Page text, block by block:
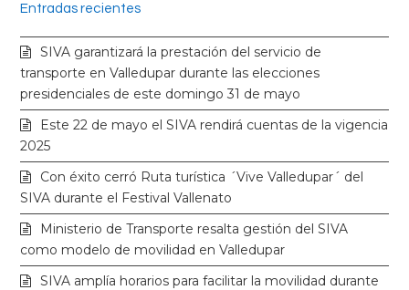
i
t
t
e
r
c
e
b
o
o
k
s
t
a
g
r
a
u
t
u
b
e
Entradas recientes
SIVA garantizará la prestación del servicio de
transporte en Valledupar durante las elecciones
presidenciales de este domingo 31 de mayo
Este 22 de mayo el SIVA rendirá cuentas de la vigencia
2025
Con éxito cerró Ruta turística ´Vive Valledupar´ del
SIVA durante el Festival Vallenato
Ministerio de Transporte resalta gestión del SIVA
como modelo de movilidad en Valledupar
SIVA amplía horarios para facilitar la movilidad durante